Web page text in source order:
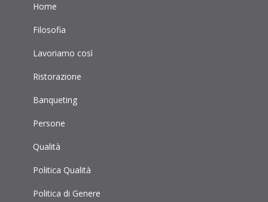
Home
Filosofia
Lavoriamo così
Ristorazione
Banqueting
Persone
Qualità
Politica Qualità
Politica di Genere